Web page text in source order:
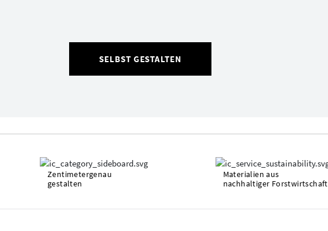
SELBST GESTALTEN
Zentimetergenau
gestalten
Materialien aus
nachhaltiger Forstwirtschaft